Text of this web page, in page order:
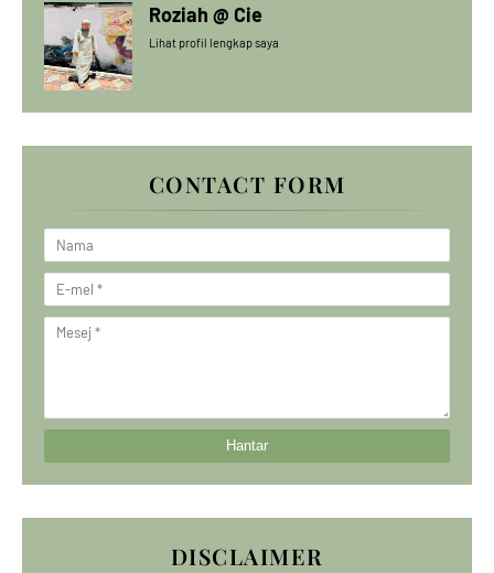
Roziah @ Cie
Lihat profil lengkap saya
CONTACT FORM
DISCLAIMER